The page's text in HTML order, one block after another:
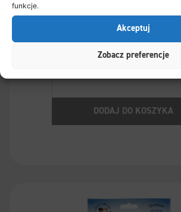
funkcje.
Akceptuj
Zobacz preferencje
Ollo Air-Dried Training Lamb
DODAJ DO KOSZYKA